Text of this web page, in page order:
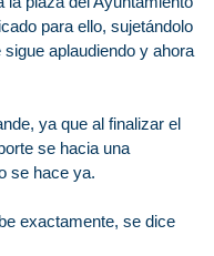
para ello, sujetándolo
aplaudiendo y ahora
ya que al finalizar el
se hacia una
se hace ya.
exactamente, se dice